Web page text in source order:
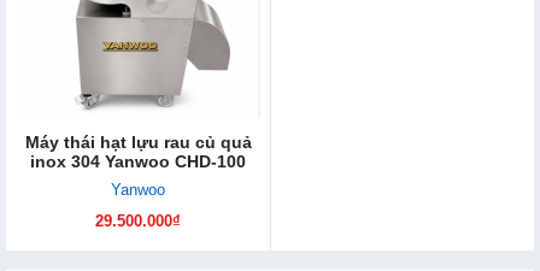
Máy thái hạt lựu rau củ quả
inox 304 Yanwoo CHD-100
Yanwoo
29.500.000₫